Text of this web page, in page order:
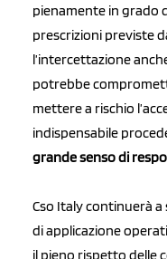
pienamente in grado
prescrizioni previste
l’intercettazione
potrebbe
mettere a rischio
indispensabile
grande senso di
Cso Italy continuerà
di applicazione
il pieno rispetto delle